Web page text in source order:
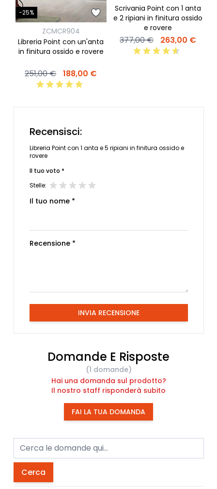
-25%
ZCMCR904
Libreria Point con un'anta
in finitura ossido e rovere
251,00 € 188,00 €
Scrivania Point con 1 anta
e 2 ripiani in finitura ossido
e rovere
377,00 € 263,00 €
Recensisci:
Libreria Point con 1 anta e 5 ripiani in finitura ossido e
rovere
Il tuo voto *
Stelle:
Il tuo nome *
Recensione *
INVIA RECENSIONE
Domande E Risposte
(1 domande)
Hai una domanda sul prodotto?
Il nostro staff risponderà subito
FAI LA TUA DOMANDA
Cerca